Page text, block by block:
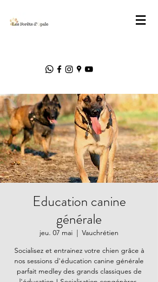
Education canine
générale
jeu. 07 mai
  |
Vauchrétien
Socialisez et entrainez votre chien grâce à
nos sessions d'éducation canine générale
parfait medley des grands classiques de